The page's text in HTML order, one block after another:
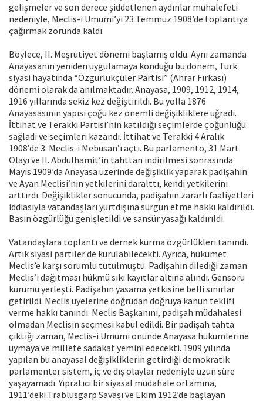
gelişmeler ve son derece şiddetlenen aydınlar muhalefeti
nedeniyle, Meclis-i Umumi’yi 23 Temmuz 1908’de toplantıya
çağırmak zorunda kaldı.
Böylece, II. Meşrutiyet dönemi başlamış oldu. Aynı zamanda
Anayasanın yeniden uygulamaya konduğu bu dönem, Türk
siyasi hayatında “Özgürlükçüler Partisi” (Ahrar Fırkası)
dönemi olarak da anılmaktadır. Anayasa, 1909, 1912, 1914,
1916 yıllarında sekiz kez değiştirildi. Bu yolla 1876
Anayasasının yapısı çoğu kez önemli değişikliklere uğradı.
İttihat ve Terakki Partisi’nin katıldığı seçimlerde çoğunluğu
sağladı ve seçimleri kazandı. İttihat ve Terakki 4 Aralık
1908’de 3. Meclis-i Mebusan’ı açtı. Bu parlamento, 31 Mart
Olayı ve II. Abdülhamit’in tahttan indirilmesi sonrasında
Mayıs 1909’da Anayasa üzerinde değişiklik yaparak padişahın
ve Ayan Meclisi’nin yetkilerini daralttı, kendi yetkilerini
arttırdı. Değişiklikler sonucunda, padişahın zararlı faaliyetleri
iddiasıyla vatandaşları yurtdışına sürgün etme hakkı kaldırıldı.
Basın özgürlüğü genişletildi ve sansür yasağı kaldırıldı.
Vatandaşlara toplantı ve dernek kurma özgürlükleri tanındı.
Artık siyasi partiler de kurulabilecekti. Ayrıca, hükümet
Meclis’e karşı sorumlu tutulmuştu. Padişahın dilediği zaman
Meclis’i dağıtması hükmü sıkı kayıtlar altına alındı. Gensoru
kurumu yerleşti. Padişahın yasama yetkisine belli sınırlar
getirildi. Meclis üyelerine doğrudan doğruya kanun teklifi
verme hakkı tanındı. Meclis Başkanını, padişah müdahalesi
olmadan Meclisin seçmesi kabul edildi. Bir padişah tahta
çıktığı zaman, Meclis-i Umumi önünde Anayasa hükümlerine
uymaya ve millete sadakat yemini edecekti. 1909 yılında
yapılan bu anayasal değişikliklerin getirdiği demokratik
parlamenter sistem, iç ve dış olaylar nedeniyle uzun süre
yaşayamadı. Yıpratıcı bir siyasal müdahale ortamına,
1911’deki Trablusgarp Savaşı ve Ekim 1912’de başlayan